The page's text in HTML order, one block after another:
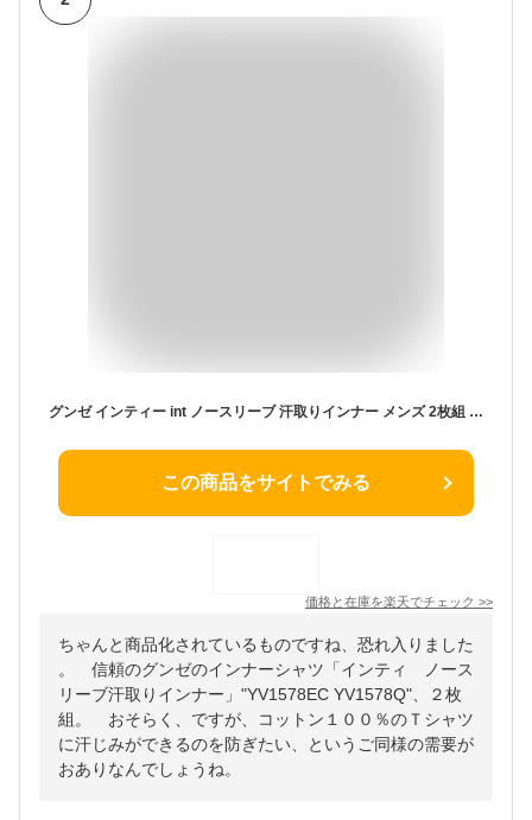
グンゼ インティー int ノースリーブ 汗取りインナー メンズ 2枚組 セット 綿混 インナーシャツ 透けない スリーブレス 乳首透け対策 脇汗 脇パッド付き 綿混 YV1578EC YV1578Q S M L LL
この商品をサイトでみる
価格と在庫を楽天でチェック >>
ちゃんと商品化されているものですね、恐れ入りました
。 信頼のグンゼのインナーシャツ「インティ ノース
リーブ汗取りインナー」"YV1578EC YV1578Q"、２枚
組。 おそらく、ですが、コットン１００％のＴシャツ
に汗じみができるのを防ぎたい、というご同様の需要が
おありなんでしょうね。